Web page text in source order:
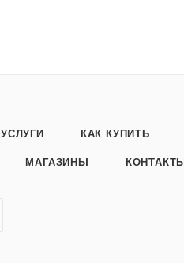
УСЛУГИ КАК КУПИТЬ
МАГАЗИНЫ КОНТАКТЫ